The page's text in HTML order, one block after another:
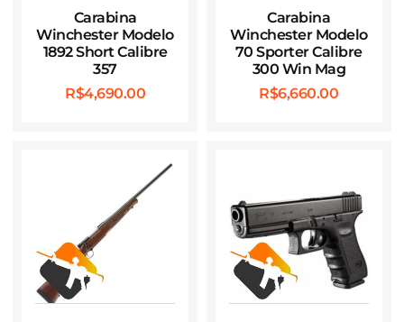
Carabina
Winchester Modelo
1892 Short Calibre
357
R$4,690.00
Carabina
Winchester Modelo
70 Sporter Calibre
300 Win Mag
R$6,660.00